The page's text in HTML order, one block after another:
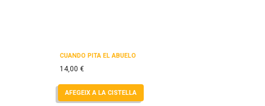
CUANDO PITA EL ABUELO
14,00 €
AFEGEIX A LA CISTELLA